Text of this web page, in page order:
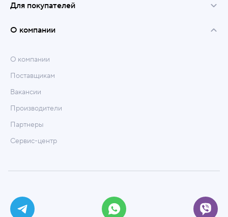
Для покупателей
О компании
О компании
Поставщикам
Вакансии
Производители
Партнеры
Сервис-центр